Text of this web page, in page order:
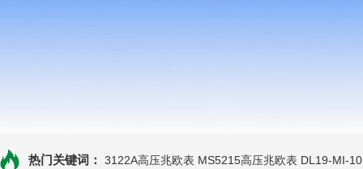
热门关键词： 3122A高压兆欧表 MS5215高压兆欧表 DL19-MI-